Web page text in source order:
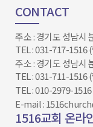
CONTACT
주소 : 경기도 성남시
TEL : 031-717-1516
주소 : 경기도 성남시
TEL : 031-711-1516
TEL : 010-2979-
E-mail :
1516교회 온라